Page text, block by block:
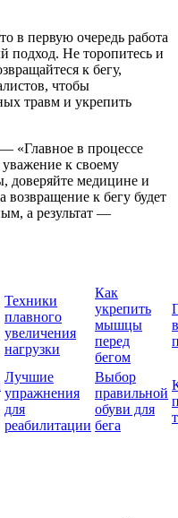
в первую очередь работа
подход. Не торопитесь и
к бегу,
чтобы
травм и укрепить
«Главное в процессе
к своему
доверяйте медицине и
возвращение к бегу будет
а результат —
Техники
плавного
увеличения
нагрузки
Как
укрепить
мышцы
перед
бегом
Лучшие
упражнения
для
реабилитации
Выбор
правильной
обуви для
бега